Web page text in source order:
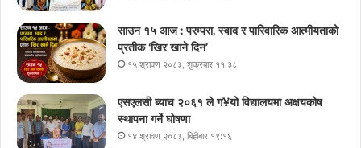
साउन १५ आज : परम्परा, स्वाद र पारिवारिक आत्मीयताको
प्रतीक ‘खिर खाने दिन’
१५ श्रावण २०८३, शुक्रबार ११:३८
एसएलसी ब्याच २०६१ ले ग¥यो विद्यालयमा अक्षयकोष
स्थापना गर्ने घोषणा
१४ श्रावण २०८३, बिहीबार १९:१६